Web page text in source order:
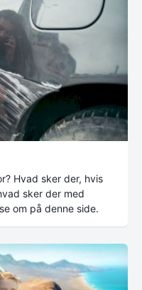
Hvad sker der, hvis
sker der med
om på denne side.